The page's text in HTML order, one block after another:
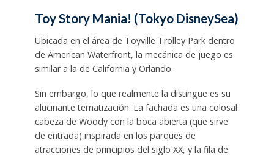
Toy Story Mania! (Tokyo DisneySea)
Ubicada en el área de Toyville Trolley Park dentro
de American Waterfront, la mecánica de juego es
similar a la de California y Orlando.
Sin embargo, lo que realmente la distingue es su
alucinante tematización. La fachada es una colosal
cabeza de Woody con la boca abierta (que sirve
de entrada) inspirada en los parques de
atracciones de principios del siglo XX, y la fila de